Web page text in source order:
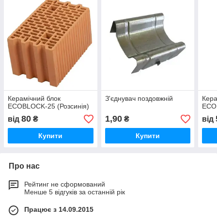
Керамічний блок
ECOBLOCK-25 (Розсинія)
від 80 ₴
Купити
З'єднувач поздовжній
1,90₴
Купити
від
Про нас
Рейтинг не сформований
Менше 5 відгуків за останній рік
Працює з 14.09.2015